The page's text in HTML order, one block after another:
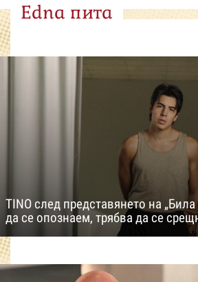
Edna пита
TINO след представянето на
да се опознаем, трябва да се